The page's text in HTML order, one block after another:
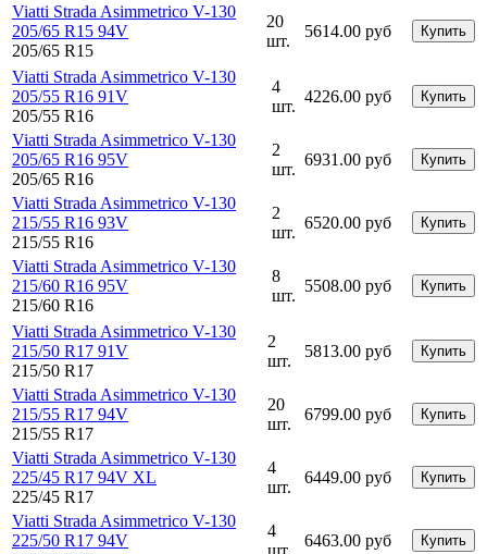
Viatti Strada Asimmetrico V-130
205/65 R15 94V
205/65 R15
20
шт.
5614.00 руб Купить
Viatti Strada Asimmetrico V-130
205/55 R16 91V
205/55 R16
4
шт.
4226.00 руб Купить
Viatti Strada Asimmetrico V-130
205/65 R16 95V
205/65 R16
2
шт.
6931.00 руб Купить
Viatti Strada Asimmetrico V-130
215/55 R16 93V
215/55 R16
2
шт.
6520.00 руб Купить
Viatti Strada Asimmetrico V-130
215/60 R16 95V
215/60 R16
8
шт.
5508.00 руб Купить
Viatti Strada Asimmetrico V-130
215/50 R17 91V
215/50 R17
2
шт.
5813.00 руб Купить
Viatti Strada Asimmetrico V-130
215/55 R17 94V
215/55 R17
20
шт.
6799.00 руб Купить
Viatti Strada Asimmetrico V-130
225/45 R17 94V XL
225/45 R17
4
шт.
6449.00 руб Купить
Viatti Strada Asimmetrico V-130
225/50 R17 94V
4
шт.
6463.00 руб Купить